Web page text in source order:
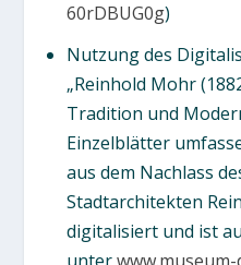
60rDBUG0g)
Nutzung des
„Reinhold Mohr
Tradition und
Einzelblätter
aus dem Nachlass
Stadtarchitekten
digitalisiert und ist